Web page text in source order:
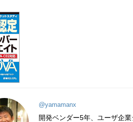
@yamamanx
開発ベンダー5年、ユーザ企